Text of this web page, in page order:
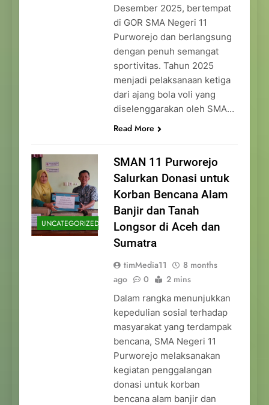
Desember 2025, bertempat
di GOR SMA Negeri 11
Purworejo dan berlangsung
dengan penuh semangat
sportivitas. Tahun 2025
menjadi pelaksanaan ketiga
dari ajang bola voli yang
diselenggarakan oleh SMA…
Read More
UNCATEGORIZED
SMAN 11 Purworejo
Salurkan Donasi untuk
Korban Bencana Alam
Banjir dan Tanah
Longsor di Aceh dan
Sumatra
timMedia11
8 months
ago
0 2 mins
Dalam rangka menunjukkan
kepedulian sosial terhadap
masyarakat yang terdampak
bencana, SMA Negeri 11
Purworejo melaksanakan
kegiatan penggalangan
donasi untuk korban
bencana alam banjir dan